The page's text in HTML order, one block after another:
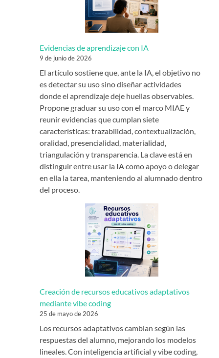
Evidencias de aprendizaje con IA
9 de junio de 2026
El artículo sostiene que, ante la IA, el objetivo no
es detectar su uso sino diseñar actividades
donde el aprendizaje deje huellas observables.
Propone graduar su uso con el marco MIAE y
reunir evidencias que cumplan siete
características: trazabilidad, contextualización,
oralidad, presencialidad, materialidad,
triangulación y transparencia. La clave está en
distinguir entre usar la IA como apoyo o delegar
en ella la tarea, manteniendo al alumnado dentro
del proceso.
Creación de recursos educativos adaptativos
mediante vibe coding
25 de mayo de 2026
Los recursos adaptativos cambian según las
respuestas del alumno, mejorando los modelos
lineales. Con inteligencia artificial y vibe coding,